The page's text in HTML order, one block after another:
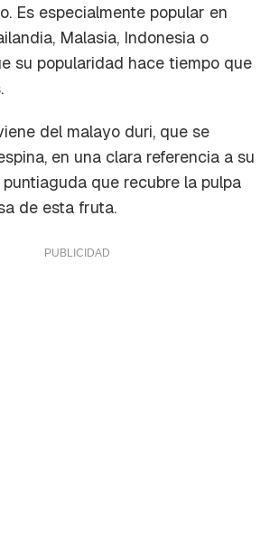
Es especialmente popular en
Malasia, Indonesia o
su popularidad hace tiempo que
del malayo duri, que se
, en una clara referencia a su
que recubre la pulpa
de esta fruta.